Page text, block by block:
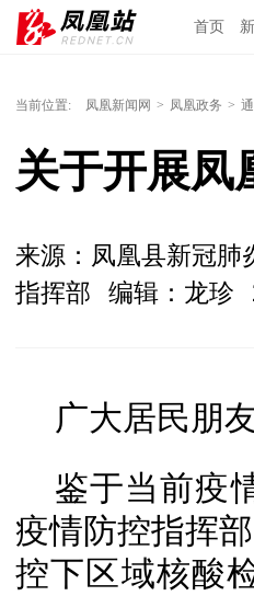
首页
当前位置: 凤凰新闻网 > 凤凰政务 >
关于开展凤
来源：凤凰县新冠肺
指挥部
编辑：龙珍
广大居民朋
鉴于当前疫
疫情防控指挥
控下区域核酸